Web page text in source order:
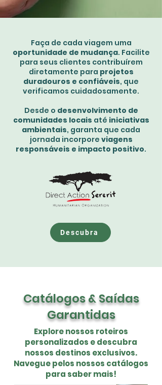
Faça de cada viagem uma
oportunidade de mudança. Facilite
para seus clientes contribuírem
diretamente para projetos
duradouros e confiáveis, que
verificamos cuidadosamente.
Desde o desenvolvimento de
comunidades locais até iniciativas
ambientais, garanta que cada
jornada incorpore viagens
responsáveis e impacto positivo.
Descubra
Catálogos & Saídas
Garantidas
Explore nossos roteiros
personalizados e descubra
nossos destinos exclusivos.
Navegue pelos nossos catálogos
para saber mais!